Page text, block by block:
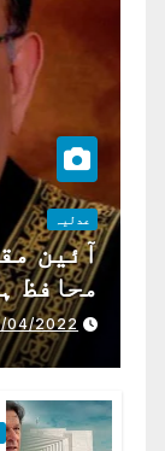
عدلیہ
آئین
محافظ
ذمہ
جسٹس
04/2022